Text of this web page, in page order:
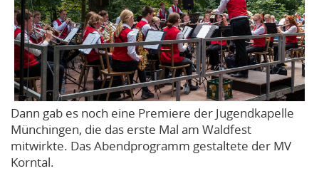
Dann gab es noch eine Premiere der Jugendkapelle
Münchingen, die das erste Mal am Waldfest
mitwirkte. Das Abendprogramm gestaltete der MV
Korntal.